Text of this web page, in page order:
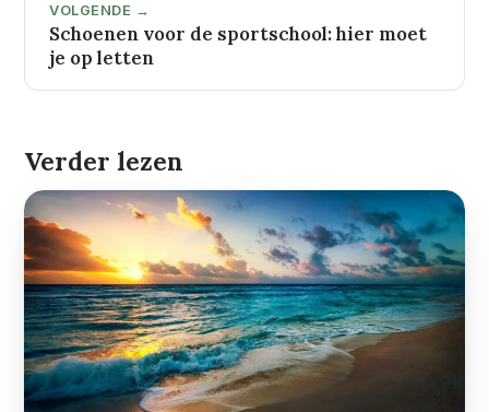
VOLGENDE →
Schoenen voor de sportschool: hier moet
je op letten
Verder lezen